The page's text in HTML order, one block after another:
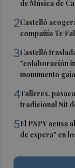
de Música de
2Castelló
compañía Te
3Castelló
"colaboración
monumento
4Talleres,
tradicional Nit
5El PSPV acusa
de espera" en